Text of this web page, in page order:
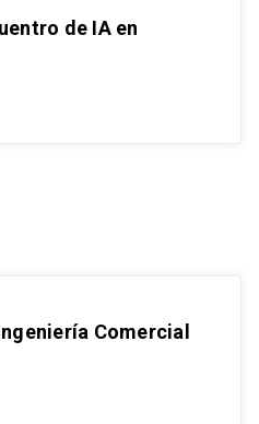
de IA en
Comercial